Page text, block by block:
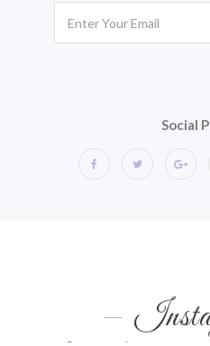
Social
Instagram requires